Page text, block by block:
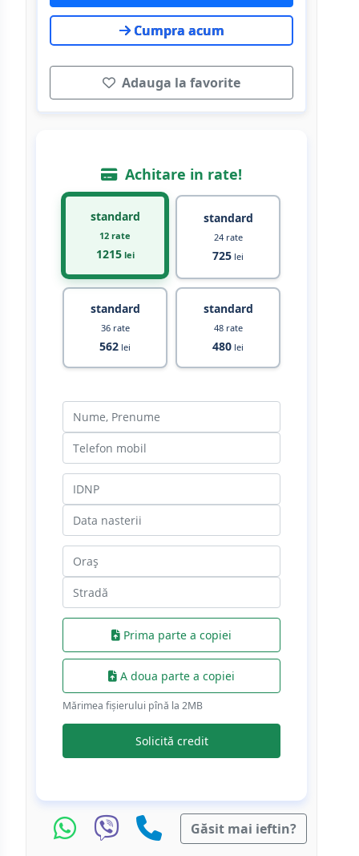
Cumpra acum
Adauga la favorite
Achitare in rate!
standard
12 rate
1215lei
standard
24 rate
725 lei
standard
36 rate
562 lei
standard
48 rate
480 lei
Prima parte a copiei
A doua parte a copiei
Mărimea fișierului pînă la 2МB
Solicită credit
Găsit mai ieftin?